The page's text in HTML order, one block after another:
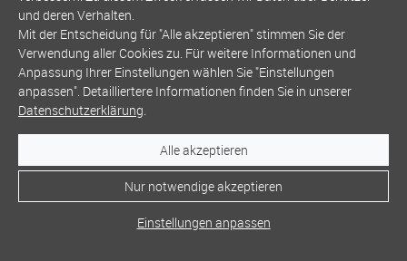
und deren Verhalten.
Mit der Entscheidung für "Alle akzeptieren" stimmen Sie der
Verwendung aller Cookies zu. Für weitere Informationen und
Anpassung Ihrer Einstellungen wählen Sie "Einstellungen
anpassen". Detailliertere Informationen finden Sie in unserer
Datenschutzerklärung.
Alle akzeptieren
Nur notwendige akzeptieren
Einstellungen anpassen